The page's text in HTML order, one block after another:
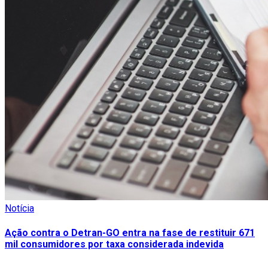
Notícia
Ação contra o Detran-GO entra na fase de restituir 671
mil consumidores por taxa considerada indevida